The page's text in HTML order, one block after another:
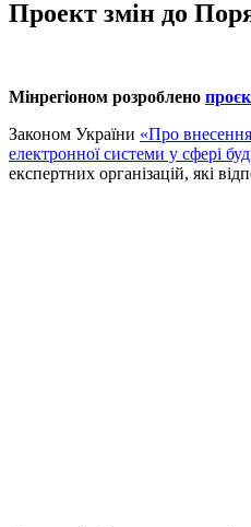
Проект змін до
Мінрегіоном розроблено
Законом України «Про
електронної системи у сфері
експертних організацій, які